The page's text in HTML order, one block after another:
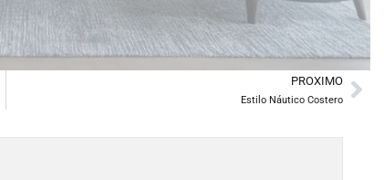
PROXIMO
Estilo Náutico CosteroNext